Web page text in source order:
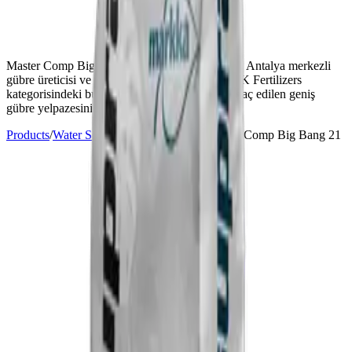
Master Comp Big Bang 21
— Markka Genetik, Antalya merkezli
gübre üreticisi ve tedarikçisi. Water Soluble NPK Fertilizers
kategorisindeki bu ürün, 30'dan fazla ülkeye ihraç edilen geniş
gübre yelpazesinin bir parçasıdır.
Products/Water Soluble NPK Fertilizers Master Comp Big Bang 21
Content